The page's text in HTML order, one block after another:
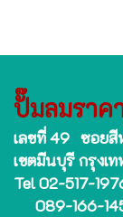
ปั๊มลมราค
เลขที่ 49 ซอยสี
เขตมีนบุรี กรุงเท
Tel 02-517-
089-166-